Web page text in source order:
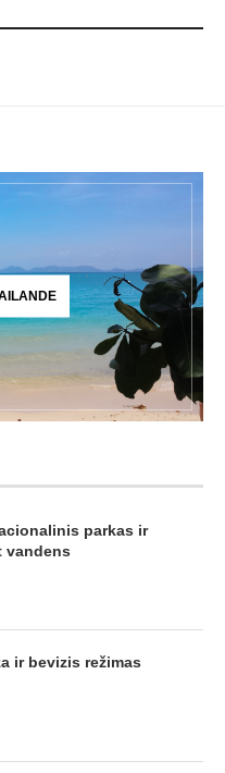
parkas ir
vandens
ir bevizis režimas